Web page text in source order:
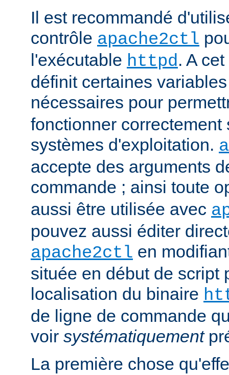
Il est recommandé
contrôle apache2ctl
l'exécutable httpd. A
définit certaines
nécessaires pour
fonctionner correctement
systèmes d'exploitation.
accepte des arguments
commande ; ainsi toute
aussi être utilisée avec
pouvez aussi éditer
apache2ctl en
située en début de script
localisation du binaire
de ligne de commande
voir systématiquement
La première chose